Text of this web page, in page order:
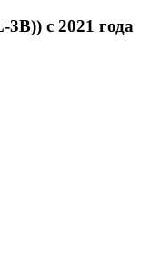
с 2021 года